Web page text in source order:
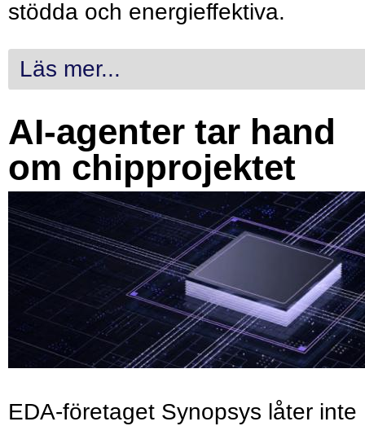
stödda och energieffektiva.
Läs mer...
AI-agenter tar hand
om chipprojektet
EDA-företaget Synopsys låter inte